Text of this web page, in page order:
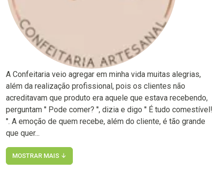
A Confeitaria veio agregar em minha vida muitas alegrias,
além da realização profissional, pois os clientes não
acreditavam que produto era aquele que estava recebendo,
perguntam '' Pode comer? '', dizia e digo '' É tudo comestível!
''. A emoção de quem recebe, além do cliente, é tão grande
que quer...
MOSTRAR MAIS ↓